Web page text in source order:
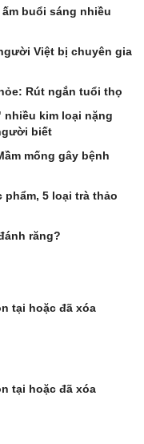
buổi sáng nhiều
Việt bị chuyên gia
Rút ngắn tuổi thọ
nhiều kim loại nặng
biết
mống gây bệnh
5 loại trà thảo
răng?
tại hoặc đã xóa
tại hoặc đã xóa